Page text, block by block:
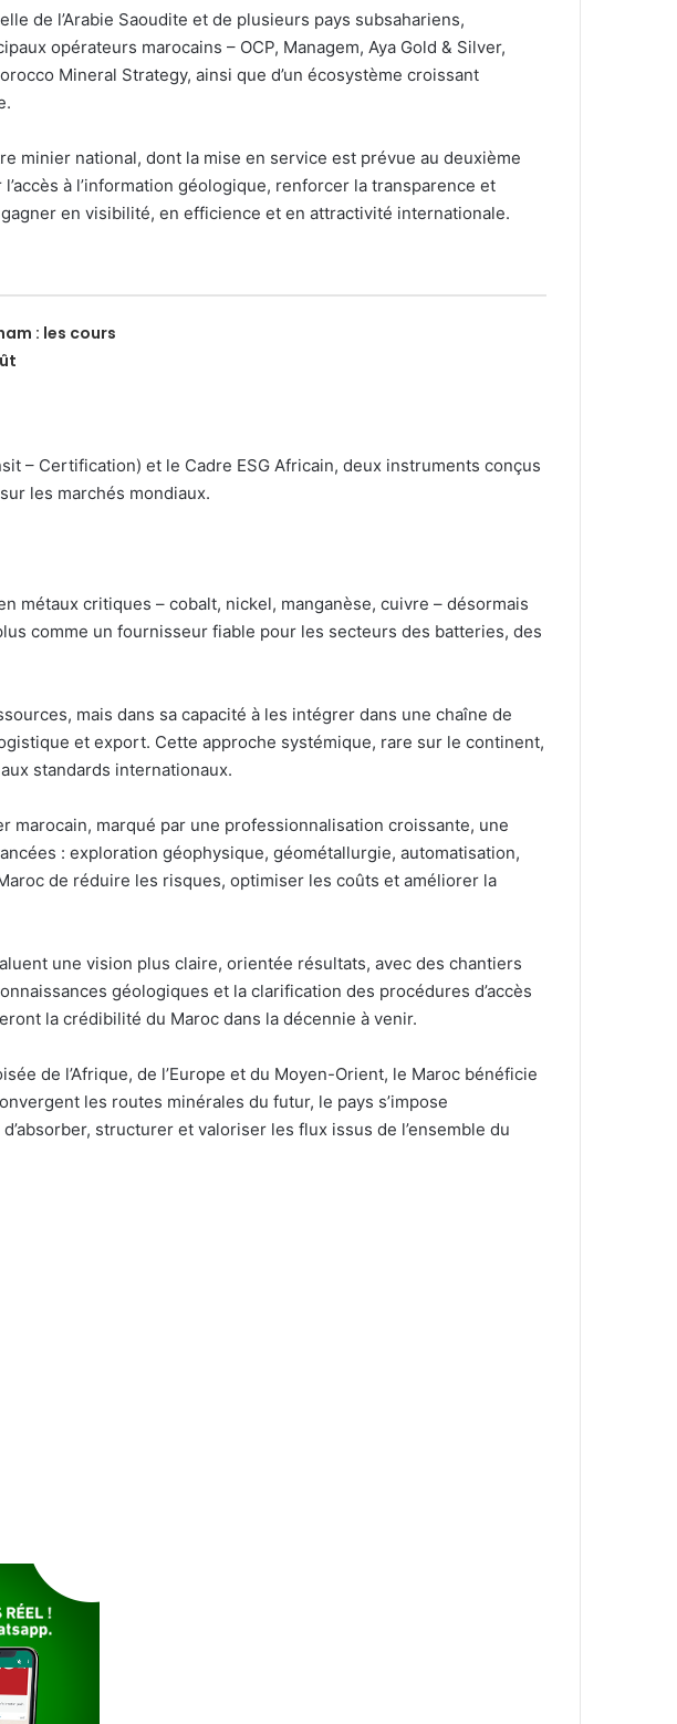
de l’Arabie Saoudite et de plusieurs pays subsahariens,
opérateurs marocains – OCP, Managem, Aya Gold & Silver,
Mineral Strategy, ainsi que d’un écosystème croissant
minier national, dont la mise en service est prévue au deuxième
à l’information géologique, renforcer la transparence et
en visibilité, en efficience et en attractivité internationale.
: les cours
– Certification) et le Cadre ESG Africain, deux instruments conçus
les marchés mondiaux.
métaux critiques – cobalt, nickel, manganèse, cuivre – désormais
comme un fournisseur fiable pour les secteurs des batteries, des
mais dans sa capacité à les intégrer dans une chaîne de
et export. Cette approche systémique, rare sur le continent,
standards internationaux.
marqué par une professionnalisation croissante, une
: exploration géophysique, géométallurgie, automatisation,
de réduire les risques, optimiser les coûts et améliorer la
une vision plus claire, orientée résultats, avec des chantiers
géologiques et la clarification des procédures d’accès
la crédibilité du Maroc dans la décennie à venir.
de l’Afrique, de l’Europe et du Moyen-Orient, le Maroc bénéficie
les routes minérales du futur, le pays s’impose
structurer et valoriser les flux issus de l’ensemble du